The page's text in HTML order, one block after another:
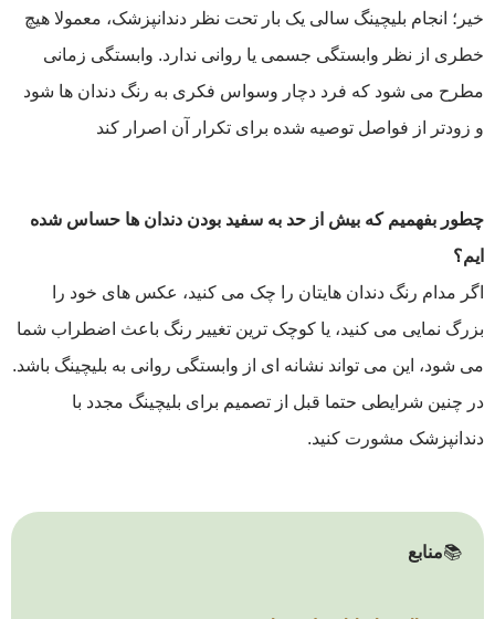
خیر؛ انجام بلیچینگ سالی یک ‌بار تحت نظر دندا‌نپزشک، معمولا هیچ
خطری از نظر وابستگی جسمی یا روانی ندارد. وابستگی زمانی
مطرح می‌ شود که فرد دچار وسواس فکری به رنگ دندان ‌ها شود
و زودتر از فواصل توصیه‌ شده برای تکرار آن اصرار کند
چطور بفهمیم که بیش از حد به سفید بودن دندان ‌ها حساس شده‌
ایم؟
اگر مدام رنگ دندان‌ هایتان را چک می ‌کنید، عکس‌ های خود را
بزرگ ‌نمایی می‌ کنید، یا کوچک ‌ترین تغییر رنگ باعث اضطراب شما
می ‌شود، این می‌ تواند نشانه‌ ای از وابستگی روانی به بلیچینگ باشد.
در چنین شرایطی حتما قبل از تصمیم برای بلیچینگ مجدد با
دندانپزشک مشورت کنید.
📚منابع